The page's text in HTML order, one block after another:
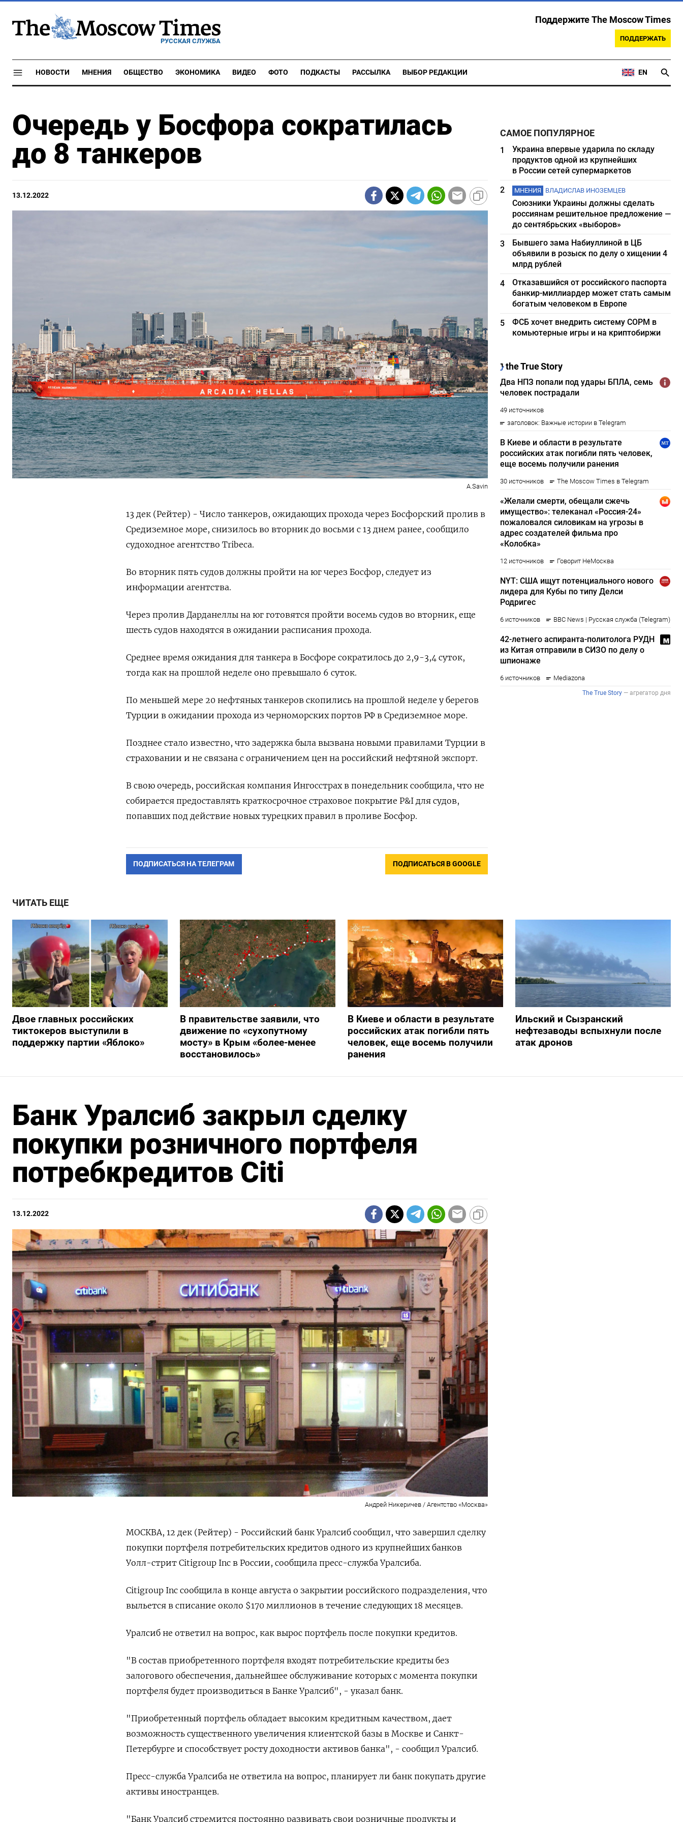
РУССКАЯ СЛУЖБА
Поддержите The Moscow Times
ПОДДЕРЖАТЬ
НОВОСТИ МНЕНИЯ ОБЩЕСТВО ЭКОНОМИКА ВИДЕО ФОТО ПОДКАСТЫ РАССЫЛКА ВЫБОР РЕДАКЦИИ EN
Очередь у Босфора сократилась
до 8 танкеров
13.12.2022
A.Savin
13 дек (Рейтер) - Число танкеров, ожидающих прохода через Босфорский пролив в
Средиземное море, снизилось во вторник до восьми с 13 днем ранее, сообщило
судоходное агентство Tribeca.
Во вторник пять судов должны пройти на юг через Босфор, следует из
информации агентства.
Через пролив Дарданеллы на юг готовятся пройти восемь судов во вторник, еще
шесть судов находятся в ожидании расписания прохода.
Среднее время ожидания для танкера в Босфоре сократилось до 2,9-3,4 суток,
тогда как на прошлой неделе оно превышало 6 суток.
По меньшей мере 20 нефтяных танкеров скопились на прошлой неделе у берегов
Турции в ожидании прохода из черноморских портов РФ в Средиземное море.
Позднее стало известно, что задержка была вызвана новыми правилами Турции в
страховании и не связана с ограничением цен на российский нефтяной экспорт.
В свою очередь, российская компания Ингосстрах в понедельник сообщила, что не
собирается предоставлять краткосрочное страховое покрытие P&I для судов,
попавших под действие новых турецких правил в проливе Босфор.
ПОДПИСАТЬСЯ НА ТЕЛЕГРАМ ПОДПИСАТЬСЯ В GOOGLE
САМОЕ ПОПУЛЯРНОЕ
1
Украина впервые ударила по складу
продуктов одной из крупнейших
в России сетей супермаркетов
2
МНЕНИЯ ВЛАДИСЛАВ ИНОЗЕМЦЕВ
Союзники Украины должны сделать
россиянам решительное предложение —
до сентябрьских «выборов»
3
Бывшего зама Набиуллиной в ЦБ
объявили в розыск по делу о хищении 4
млрд рублей
4
Отказавшийся от российского паспорта
банкир-миллиардер может стать самым
богатым человеком в Европе
5
ФСБ хочет внедрить систему СОРМ в
комьютерные игры и на криптобиржи
ЧИТАТЬ ЕЩЕ
Двое главных российских
тиктокеров выступили в
поддержку партии «Яблоко»
В правительстве заявили, что
движение по «сухопутному
мосту» в Крым «более-менее
восстановилось»
В Киеве и области в результате
российских атак погибли пять
человек, еще восемь получили
ранения
Ильский и Сызранский
нефтезаводы вспыхнули после
атак дронов
Банк Уралсиб закрыл сделку
покупки розничного портфеля
потребкредитов Citi
13.12.2022
Андрей Никеричев / Агентство «Москва»
МОСКВА, 12 дек (Рейтер) - Российский банк Уралсиб сообщил, что завершил сделку
покупки портфеля потребительских кредитов одного из крупнейших банков
Уолл-стрит Citigroup Inc в России, сообщила пресс-служба Уралсиба.
Citigroup Inc сообщила в конце августа о закрытии российского подразделения, что
выльется в списание около $170 миллионов в течение следующих 18 месяцев.
Уралсиб не ответил на вопрос, как вырос портфель после покупки кредитов.
"В состав приобретенного портфеля входят потребительские кредиты без
залогового обеспечения, дальнейшее обслуживание которых с момента покупки
портфеля будет производиться в Банке Уралсиб", - указал банк.
"Приобретенный портфель обладает высоким кредитным качеством, дает
возможность существенного увеличения клиентской базы в Москве и Санкт-
Петербурге и способствует росту доходности активов банка", - сообщил Уралсиб.
Пресс-служба Уралсиба не ответила на вопрос, планирует ли банк покупать другие
активы иностранцев.
"Банк Уралсиб стремится постоянно развивать свои розничные продукты и